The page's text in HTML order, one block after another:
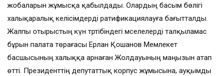
жобаларын жұмысқа қабылдады. Олардың басым бөлігі
халықаралық келісімдерді ратификациялауға бағытталды.
Жалпы отырыстың күн тәртібіндегі мәселелерді тал­қыламас
бұрын палата төра­ғасы Ерлан Қошанов Мемлекет
басшысының халыққа арнаған Жолдауының маңызын атап
өтті. Президенттің депутаттық корпус жұмысына, ауқымды